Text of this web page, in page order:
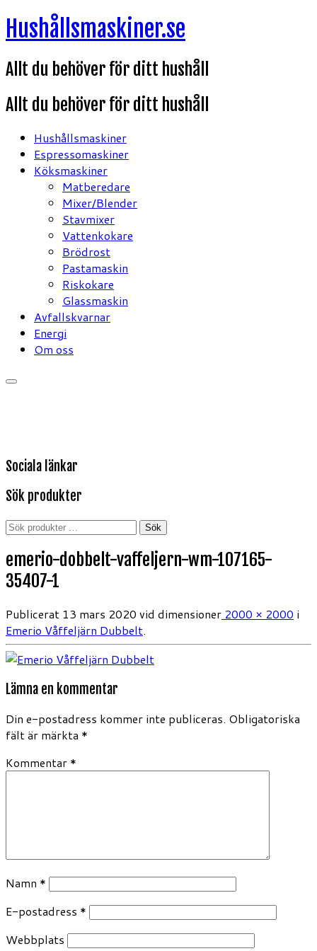
Hoppa
till
Hushållsmaskiner.se
Allt du behöver för ditt hushåll
Allt du behöver för ditt hushåll
Hushållsmaskiner
Espressomaskiner
Köksmaskiner
Matberedare
Mixer/Blender
Stavmixer
Vattenkokare
Brödrost
Pastamaskin
Riskokare
Glassmaskin
Avfallskvarnar
Energi
Om oss
Sociala länkar
Sök produkter
Sök
Sök
emerio-dobbelt-vaffeljern-wm-107165-
35407-1
Publicerat 13 mars 2020 vid dimensioner 2000 × 2000 i
Emerio Våffeljärn Dubbelt.
Lämna en kommentar
Din e-postadress kommer inte publiceras. Obligatoriska
fält är märkta *
Kommentar *
Namn *
E-postadress *
Webbplats